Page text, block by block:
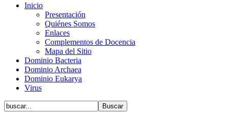
Inicio
Presentación
Quiénes Somos
Enlaces
Complementos de Docencia
Mapa del Sitio
Dominio Bacteria
Dominio Archaea
Dominio Eukarya
Virus